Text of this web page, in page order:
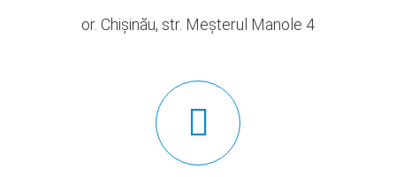
or. Chișinău, str. Meșterul Manole 4